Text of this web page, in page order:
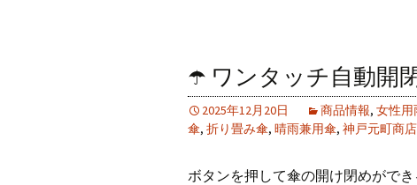
☂️ ワンタッチ自動開
2025年12月20日 商品情報, 女性用
傘, 折り畳み傘, 晴雨兼用傘, 神戸元町商
ボタンを押して傘の開け閉めができ